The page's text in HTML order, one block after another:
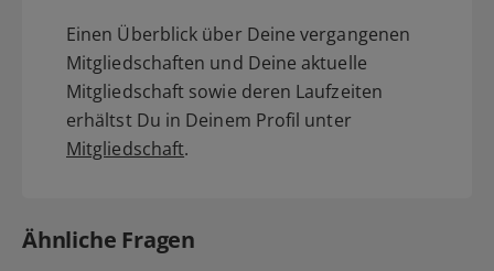
Einen Überblick über Deine vergangenen
Mitgliedschaften und Deine aktuelle
Mitgliedschaft sowie deren Laufzeiten
erhältst Du in Deinem Profil unter
Mitgliedschaft.
Ähnliche Fragen